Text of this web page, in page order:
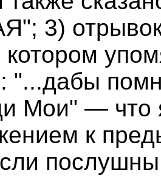
3)
"...дабы
Мои" — что
к